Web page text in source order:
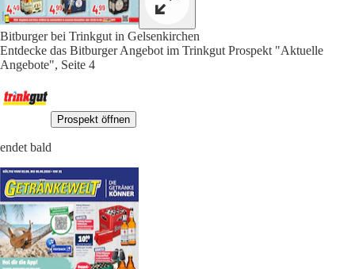
Bitburger bei Trinkgut in Gelsenkirchen
Entdecke das Bitburger Angebot im Trinkgut Prospekt "Aktuelle
Angebote", Seite 4
Prospekt öffnen
endet bald